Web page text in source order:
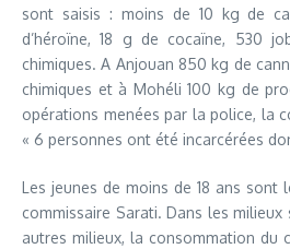
sont saisis : moins de 10 kg de
d’héroïne, 18 g de cocaïne, 530
chimiques. A Anjouan 850 kg de
chimiques et à Mohéli 100 kg de
opérations menées par la police, la
« 6 personnes ont été incarcérées
Les jeunes de moins de 18 ans sont
commissaire Sarati. Dans les
autres milieux, la consommation du